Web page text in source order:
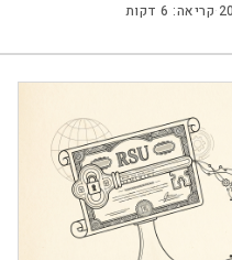
·קריאה: 6 דקות